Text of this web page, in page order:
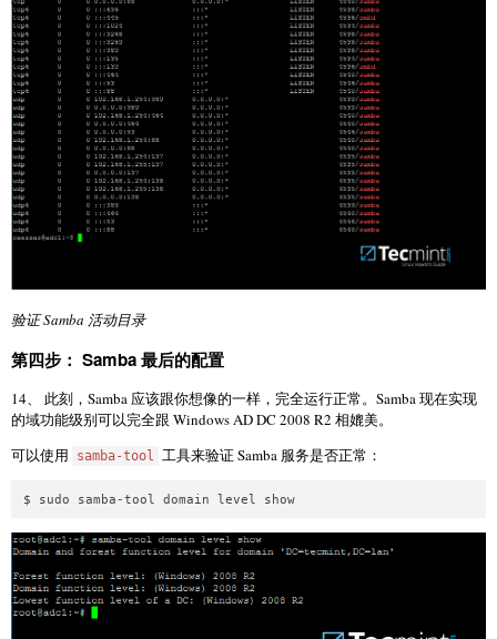
验证 Samba 活动目录
第四步： Samba 最后的配置
14、 此刻，Samba 应该跟你想像的一样，完全运行正常。Samba 现在实现
的域功能级别可以完全跟 Windows AD DC 2008 R2 相媲美。
可以使用
samba-tool 工具来验证 Samba 服务是否正常：